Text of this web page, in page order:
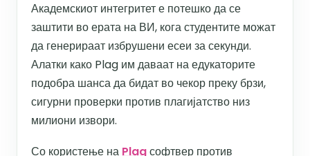
Академскиот интегритет е потешко да се
заштити во ерата на ВИ, кога студентите можат
да генерираат избрушени есеи за секунди.
Алатки како Plag им даваат на едукаторите
подобра шанса да бидат во чекор преку брзи,
сигурни проверки против плагијатство низ
милиони извори.
Со користење на Plagсофтвер против